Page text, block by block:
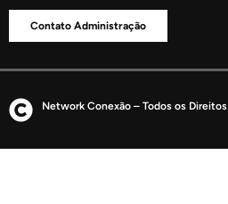
Contato Administração
Network Conexão – Todos os